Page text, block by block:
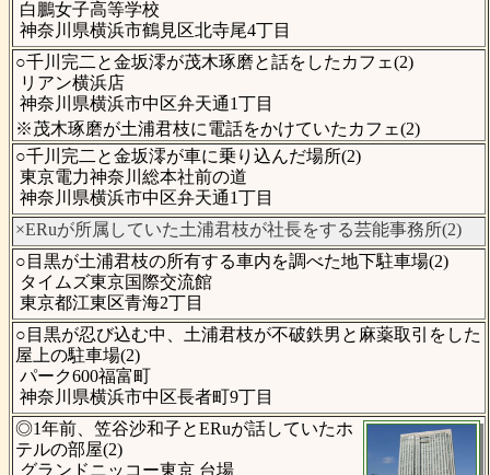
白鵬女子高等学校
神奈川県横浜市鶴見区北寺尾4丁目
○千川完二と金坂澪が茂木琢磨と話をしたカフェ(2)
リアン横浜店
神奈川県横浜市中区弁天通1丁目
※茂木琢磨が土浦君枝に電話をかけていたカフェ(2)
○千川完二と金坂澪が車に乗り込んだ場所(2)
東京電力神奈川総本社前の道
神奈川県横浜市中区弁天通1丁目
×ERuが所属していた土浦君枝が社長をする芸能事務所(2)
○目黒が土浦君枝の所有する車内を調べた地下駐車場(2)
タイムズ東京国際交流館
東京都江東区青海2丁目
○目黒が忍び込む中、土浦君枝が不破鉄男と麻薬取引をした
屋上の駐車場(2)
パーク600福富町
神奈川県横浜市中区長者町9丁目
◎1年前、笠谷沙和子とERuが話していたホ
テルの部屋(2)
グランドニッコー東京 台場